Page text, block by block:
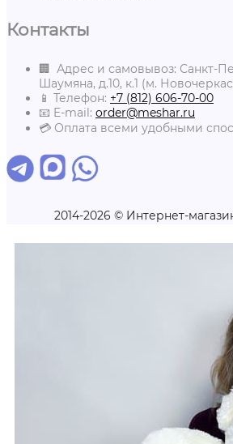
Контакты
🏢 Адрес и самовывоз: Санкт-
Шаумяна, д.10, к.1 (м.
📱 Телефон: +7 (812) 606-70-00
📧 E-mail: order@meshar.ru
💳 Оплата всеми удобными
2014-2026 © Интернет-